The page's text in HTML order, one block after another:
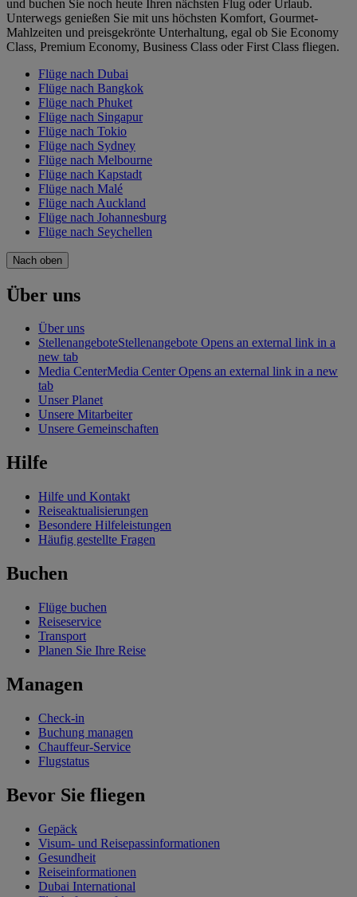
und buchen Sie noch heute Ihren nächsten Flug oder Urlaub.
Unterwegs genießen Sie mit uns höchsten Komfort, Gourmet-
Mahlzeiten und preisgekrönte Unterhaltung, egal ob Sie Economy
Class, Premium Economy, Business Class oder First Class fliegen.
Flüge nach Dubai
Flüge nach Bangkok
Flüge nach Phuket
Flüge nach Singapur
Flüge nach Tokio
Flüge nach Sydney
Flüge nach Melbourne
Flüge nach Kapstadt
Flüge nach Malé
Flüge nach Auckland
Flüge nach Johannesburg
Flüge nach Seychellen
Nach oben
Über uns
Über uns
StellenangeboteStellenangebote Opens an external link in a
new tab
Media CenterMedia Center Opens an external link in a new
tab
Unser Planet
Unsere Mitarbeiter
Unsere Gemeinschaften
Hilfe
Hilfe und Kontakt
Reiseaktualisierungen
Besondere Hilfeleistungen
Häufig gestellte Fragen
Buchen
Flüge buchen
Reiseservice
Transport
Planen Sie Ihre Reise
Managen
Check-in
Buchung managen
Chauffeur-Service
Flugstatus
Bevor Sie fliegen
Gepäck
Visum- und Reisepassinformationen
Gesundheit
Reiseinformationen
Dubai International